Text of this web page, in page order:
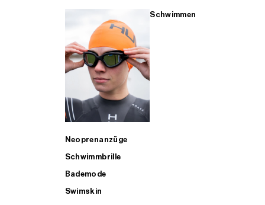
Schwimmen
Neoprenanzüge
Schwimmbrille
Bademode
Swimskin